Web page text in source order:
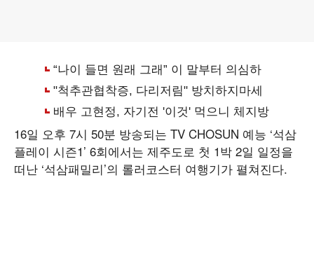
16일 오후 7시 50분 방송되는 TV CHOSUN 예능 ‘석삼
플레이 시즌1’ 6회에서는 제주도로 첫 1박 2일 일정을
떠난 ‘석삼패밀리’의 롤러코스터 여행기가 펼쳐진다.